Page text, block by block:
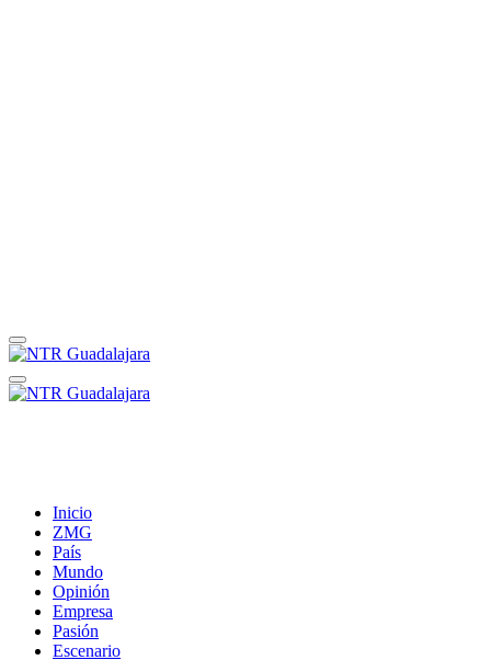
Inicio
ZMG
País
Mundo
Opinión
Empresa
Pasión
Escenario